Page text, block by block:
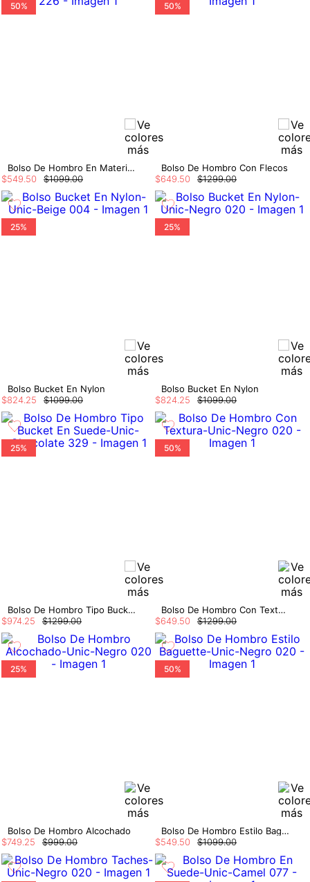
50%
Bolso De Hombro En Material Croco
$1099.00
$549.50
50%
Bolso De Hombro Con Flecos
$1299.00
$649.50
25%
Bolso Bucket En Nylon
$1099.00
$824 25
25%
Bolso Bucket En Nylon
$1099.00
$824 25
25%
Bolso De Hombro Tipo Bucket En Suede
$1299.00
$974 25
50%
Bolso De Hombro Con Textura
$1299.00
$649 50
25%
Bolso De Hombro Alcochado
$999.00
$749 25
50%
Bolso De Hombro Estilo Baguette
$1099.00
$549 50